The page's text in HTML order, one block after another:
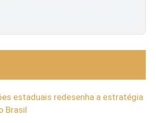
estaduais redesenha a estratégia
Brasil